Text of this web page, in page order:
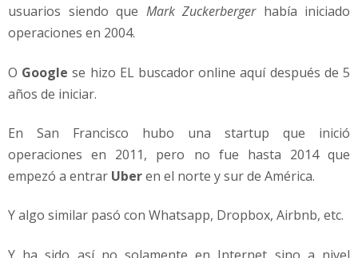
usuarios siendo que Mark Zuckerbergerhabía iniciado
operaciones en 2004.
O Google se hizo EL buscador online aquí después de 5
años de iniciar.
En San Francisco hubo una startup que inició
operaciones en 2011, pero no fue hasta 2014 que
empezó a entrar Uberen el norte y sur de América.
Y algo similar pasó con Whatsapp, Dropbox, Airbnb, etc.